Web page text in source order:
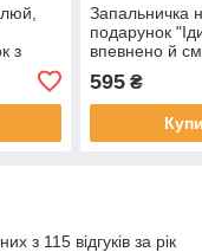
з
повну
Запальничка
подарунок
впевнено й
йти до своєї
595₴
з 115 відгуків за рік